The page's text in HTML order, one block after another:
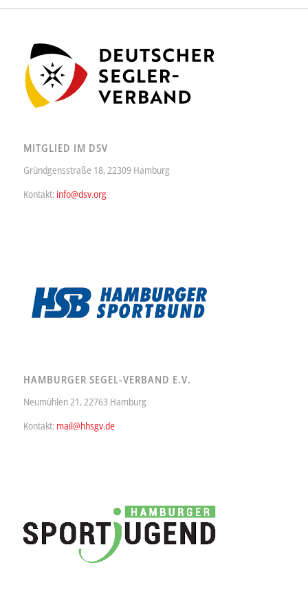
MITGLIED IM DSV
Gründgensstraße 18, 22309 Hamburg
Kontakt: info@dsv.org
HAMBURGER SEGEL-VERBAND E.V.
Neumühlen 21, 22763 Hamburg
Kontakt: mail@hhsgv.de